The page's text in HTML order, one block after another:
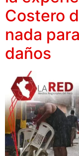
Costero
nada
daños